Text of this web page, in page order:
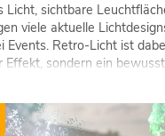
Licht, sichtbare
viele aktuelle
Events. Retro-Licht ist
Effekt, sondern ein
Es schafft Atmosphäre,
kann technische LED-